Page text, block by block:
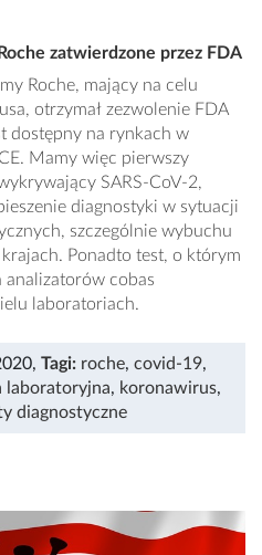
zatwierdzone przez FDA
Roche, mający na celu
otrzymał zezwolenie FDA
dostępny na rynkach w
Mamy więc pierwszy
SARS-CoV-2,
diagnostyki w sytuacji
szczególnie wybuchu
Ponadto test, o którym
analizatorów cobas
laboratoriach.
, Tagi: roche, covid-19,
laboratoryjna, koronawirus,
diagnostyczne